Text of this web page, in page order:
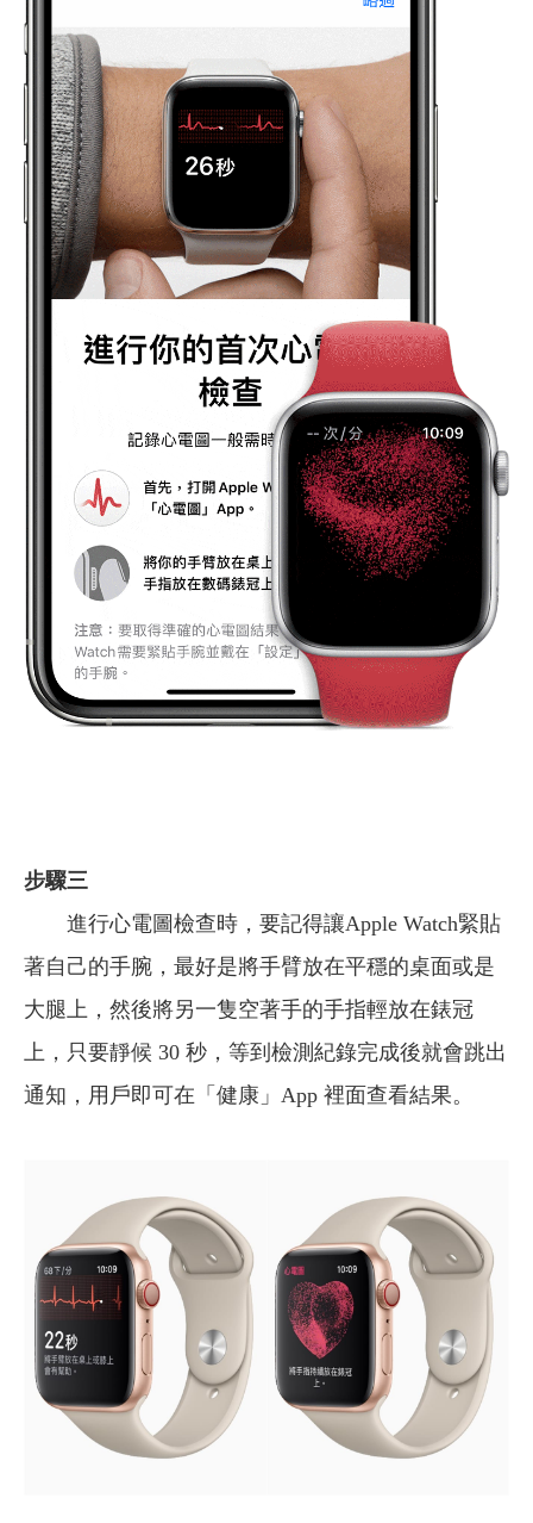
步驟三
進行心電圖檢查時，要記得讓Apple Watch緊貼
著自己的手腕，最好是將手臂放在平穩的桌面或是
大腿上，然後將另一隻空著手的手指輕放在錶冠
上，只要靜候 30 秒，等到檢測紀錄完成後就會跳出
通知，用戶即可在「健康」App 裡面查看結果。